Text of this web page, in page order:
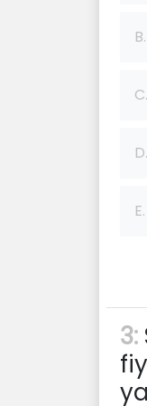
B.
C.
D.
E.
3: